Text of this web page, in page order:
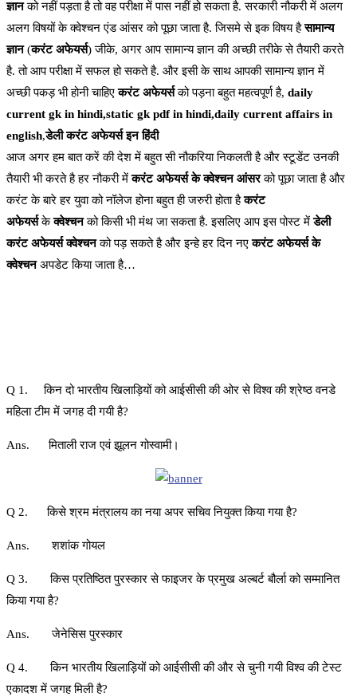
ज्ञानको नहीं पड़ता है तो वह परीक्षा में पास नहीं हो सकता है. सरकारी नौकरी में अलग
अलग विषयों के क्वेश्चन एंड आंसर को पूछा जाता है. जिसमे से इक विषय हैसामान्य
ज्ञान(करंट अफेयर्स) जीके, अगर आप सामान्य ज्ञान की अच्छी तरीके से तैयारी करते
है. तो आप परीक्षा में सफल हो सकते है. और इसी के साथ आपकी सामान्य ज्ञान में
अच्छी पकड़ भी होनी चाहिएकरंट अफेयर्सको पड़ना बहुत महत्वपूर्ण है, daily
current gk in hindi,static gk pdf in hindi,daily current affairs in
english,डेली करंट अफेयर्स इन हिंदी
आज अगर हम बात करें की देश में बहुत सी नौकरिया निकलती है और स्टूडेंट उनकी
तैयारी भी करते है हर नौकरी मेंकरंट अफेयर्स के क्वेश्चन आंसरको पूछा जाता है और
करंट के बारे हर युवा को नॉलेज होना बहुत ही जरुरी होता हैकरंट
अफेयर्सकेक्वेश्चनको किसी भी मंथ जा सकता है. इसलिए आप इस पोस्ट मेंडेली
करंट अफेयर्स क्वेश्चनको पड़ सकते है और इन्हे हर दिन नएकरंट अफेयर्स के
क्वेश्चनअपडेट किया जाता है…
Q 1. किन दो भारतीय खिलाड़ियों को आईसीसी की ओर से विश्व की श्रेष्ठ वनडे
महिला टीम में जगह दी गयी है?
Ans. मिताली राज एवं झूलन गोस्वामी।
Q 2. किसे श्रम मंत्रालय का नया अपर सचिव नियुक्त किया गया है?
Ans. शशांक गोयल
Q 3. किस प्रतिष्ठित पुरस्कार से फाइजर के प्रमुख अल्बर्ट बौर्ला को सम्मानित
किया गया है?
Ans. जेनेसिस पुरस्कार
Q 4. किन भारतीय खिलाड़ियों को आईसीसी की और से चुनी गयी विश्व की टेस्ट
एकादश में जगह मिली है?